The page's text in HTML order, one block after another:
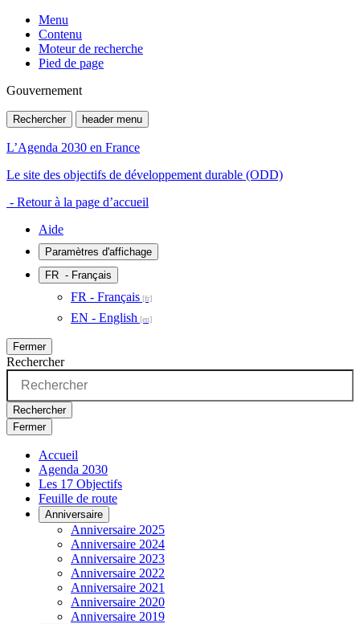
Menu
Contenu
Moteur de recherche
Pied de page
Gouvernement
Rechercher header menu
L’Agenda 2030 en France
Le site des objectifs de développement durable (ODD)
- Retour à la page d’accueil
Aide
Paramètres d'affichage
FR - Français
FR - Français
EN - English
Fermer
Rechercher
Rechercher
Fermer
Accueil
Agenda 2030
Les 17 Objectifs
Feuille de route
Anniversaire
Anniversaire 2025
Anniversaire 2024
Anniversaire 2023
Anniversaire 2022
Anniversaire 2021
Anniversaire 2020
Anniversaire 2019